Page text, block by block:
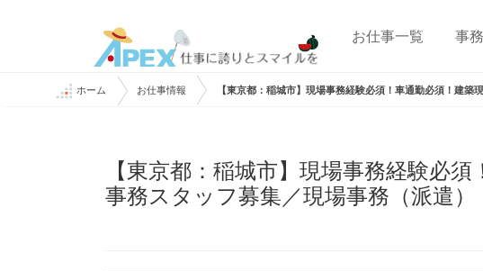
お仕事一覧 事
ホーム お仕事情報 【東京都：稲城市】現場事務経験必須！車通勤必須！建築
【東京都：稲城市】現場事務経験必
事務スタッフ募集／現場事務（派遣）